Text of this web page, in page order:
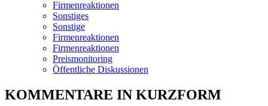
Firmenreaktionen
Sonstiges
Sonstige
Firmenreaktionen
Firmenreaktionen
Preismonitoring
Öffentliche Diskussionen
KOMMENTARE IN KURZFORM